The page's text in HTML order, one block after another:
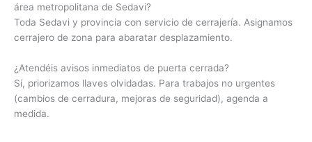
área metropolitana de Sedavi?
Toda Sedavi y provincia con servicio de cerrajería. Asignamos
cerrajero de zona para abaratar desplazamiento.
¿Atendéis avisos inmediatos de puerta cerrada?
Sí, priorizamos llaves olvidadas. Para trabajos no urgentes
(cambios de cerradura, mejoras de seguridad), agenda a
medida.